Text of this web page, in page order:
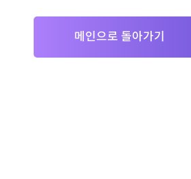
메인으로 돌아가기